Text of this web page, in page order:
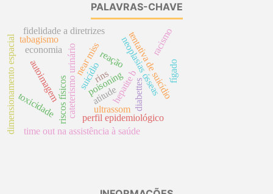
PALAVRAS-CHAVE
hepatite b
neoplasias ósseas
poisoning
ultrassom
cateterismo urinárionear miss
time out na assistência à saúde
fidelidade a diretrizes
dimensionamento espacial riscos físicos
autoimagem
perfil epidemiológico
economia
suicídio tentativa de suicídio
reação
diabettes
toxicidade
fígado
rins
racismo
atitude
tabagismo